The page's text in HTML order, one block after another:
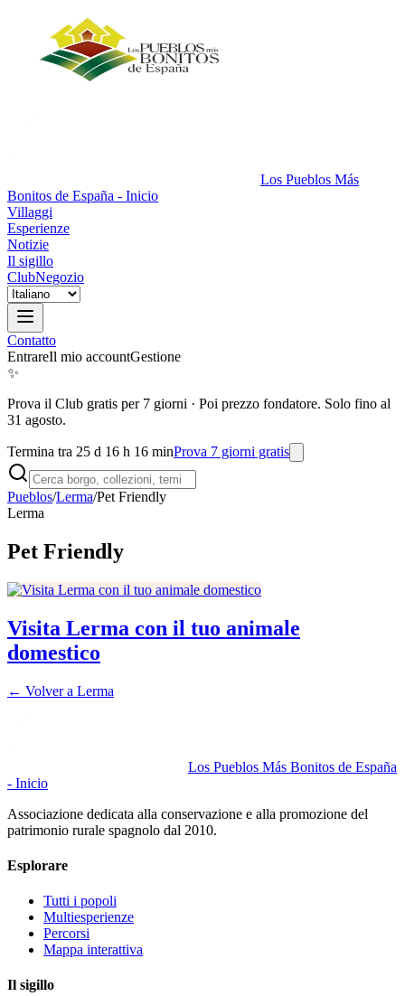
Los Pueblos Más
Bonitos de España - Inicio
Villaggi
Esperienze
Notizie
Il sigillo
ClubNegozio
Contatto
EntrareIl mio accountGestione
✨
Prova il Club gratis per 7 giorni · Poi prezzo fondatore. Solo fino al
31 agosto.
Termina tra 25 d 16 h 16 minProva 7 giorni gratis
Pueblos/Lerma/Pet Friendly
Lerma
Pet Friendly
Visita Lerma con il tuo animale
domestico
← Volver a Lerma
Los Pueblos Más Bonitos de España
- Inicio
Associazione dedicata alla conservazione e alla promozione del
patrimonio rurale spagnolo dal 2010.
Esplorare
Tutti i popoli
Multiesperienze
Percorsi
Mappa interattiva
Il sigillo